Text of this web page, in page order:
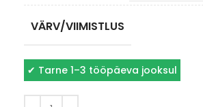
VÄRV/VIIMISTLUS
✔ Tarne 1–3 tööpäeva jooksul